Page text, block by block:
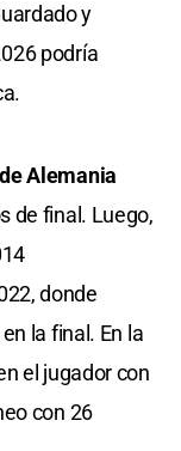
y
podría
Alemania
de final. Luego,
donde
la final. En la
el jugador con
con 26